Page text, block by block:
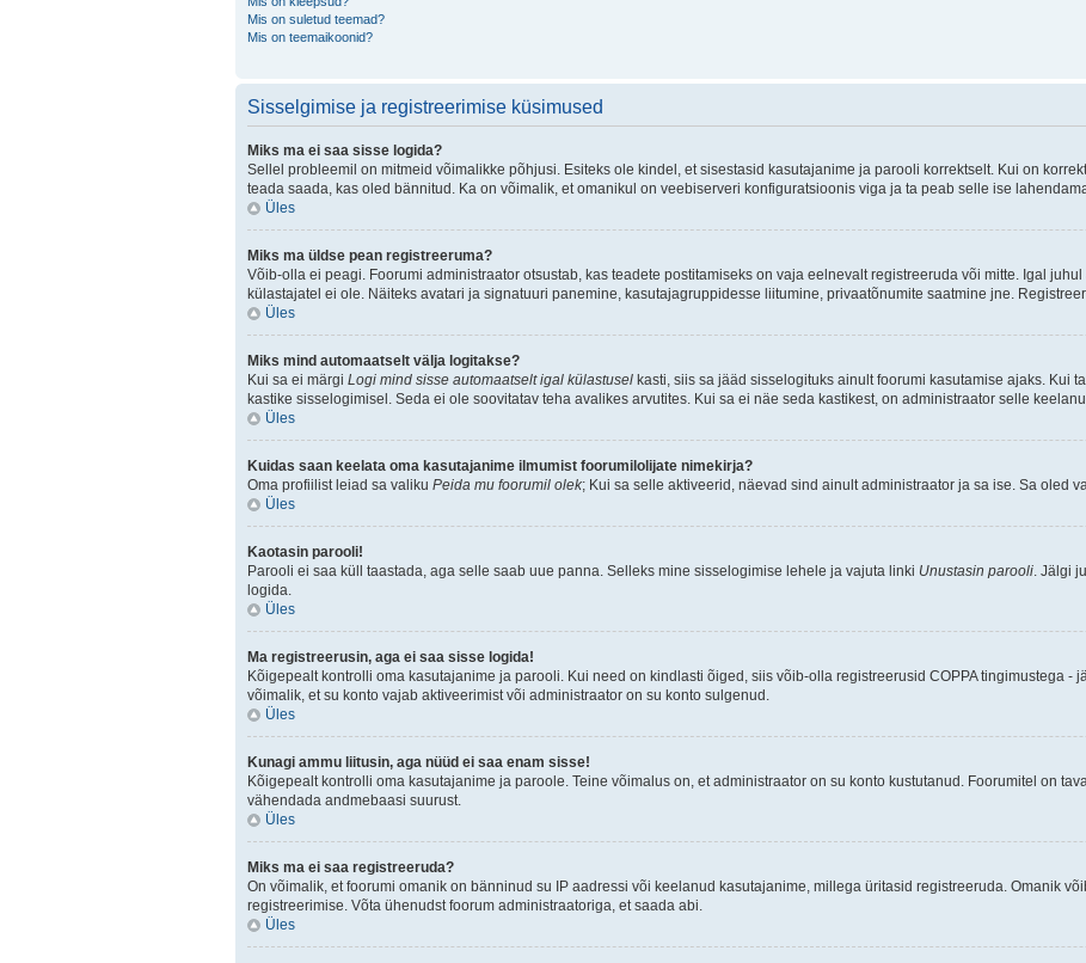
Mis on suletud teemad?
Mis on teemaikoonid?
Sisselgimise ja registreerimise küsimused
Miks ma ei saa sisse logida?
Sellel probleemil on mitmeid võimalikke põhjusi. Esiteks ole kindel, et sisestasid kasutajanime ja parooli korrektselt. Kui on
teada saada, kas oled bännitud. Ka on võimalik, et omanikul on veebiserveri konfiguratsioonis viga ja ta peab selle ise
Üles
Miks ma üldse pean registreeruma?
Võib-olla ei peagi. Foorumi administraator otsustab, kas teadete postitamiseks on vaja eelnevalt registreeruda või mitte. Igal
külastajatel ei ole. Näiteks avatari ja signatuuri panemine, kasutajagruppidesse liitumine, privaatõnumite saatmine jne.
Üles
Miks mind automaatselt välja logitakse?
Kui sa ei märgi Logi mind sisse automaatselt igal külastusel kasti, siis sa jääd sisselogituks ainult foorumi kasutamise ajaks. Kui
kastike sisselogimisel. Seda ei ole soovitatav teha avalikes arvutites. Kui sa ei näe seda kastikest, on administraator selle
Üles
Kuidas saan keelata oma kasutajanime ilmumist foorumilolijate nimekirja?
Oma profiilist leiad sa valiku Peida mu foorumil olek; Kui sa selle aktiveerid, näevad sind ainult administraator ja sa ise. Sa oled
Üles
Kaotasin parooli!
Parooli ei saa küll taastada, aga selle saab uue panna. Selleks mine sisselogimise lehele ja vajuta linki Unustasin parooli. Jälgi
logida.
Üles
Ma registreerusin, aga ei saa sisse logida!
Kõigepealt kontrolli oma kasutajanime ja parooli. Kui need on kindlasti õiged, siis võib-olla registreerusid COPPA tingimustega -
võimalik, et su konto vajab aktiveerimist või administraator on su konto sulgenud.
Üles
Kunagi ammu liitusin, aga nüüd ei saa enam sisse!
Kõigepealt kontrolli oma kasutajanime ja paroole. Teine võimalus on, et administraator on su konto kustutanud. Foorumitel on
vähendada andmebaasi suurust.
Üles
Miks ma ei saa registreeruda?
On võimalik, et foorumi omanik on bänninud su IP aadressi või keelanud kasutajanime, millega üritasid registreeruda. Omanik
registreerimise. Võta ühenudst foorum administraatoriga, et saada abi.
Üles